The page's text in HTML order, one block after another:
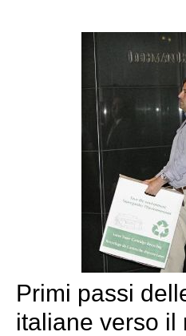
Primi passi
italiane verso il